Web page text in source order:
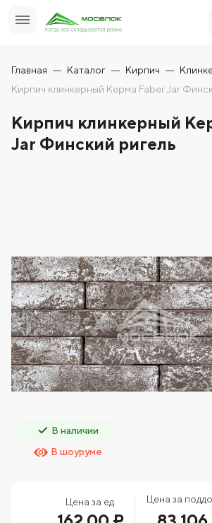
Главная Каталог Кирпич
Кирпич клинкерный Керма Faber Jar
Кирпич клинкерный
Jar Финский ригель
В наличии
В шоуруме
Цена за ед. Цена за